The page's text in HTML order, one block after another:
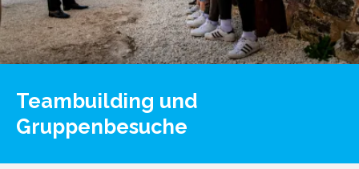
Teambuilding und
Gruppenbesuche